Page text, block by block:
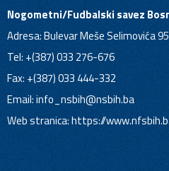
Nogometni/Fudbalski savez
Adresa: Bulevar Meše Selimovića
Tel: +(387) 033 276-676
Fax: +(387) 033 444-332
Email:info_nsbih@nsbih.ba
Web stranica: https://